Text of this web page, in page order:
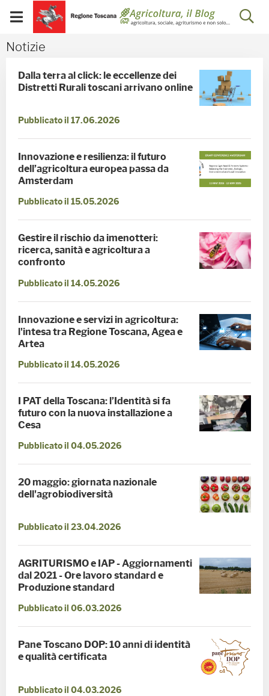
Skip to Main Content
Visualizza/chiudi
menu
mobile
Notizie - Blog
Notizie
Dalla terra al click: le eccellenze dei
Distretti Rurali toscani arrivano online
Pubblicato il 17.06.2026
Innovazione e resilienza: il futuro
dell’agricoltura europea passa da
Amsterdam
Pubblicato il 15.05.2026
Gestire il rischio da imenotteri:
ricerca, sanità e agricoltura a
confronto
Pubblicato il 14.05.2026
Innovazione e servizi in agricoltura:
l'intesa tra Regione Toscana, Agea e
Artea
Pubblicato il 14.05.2026
I PAT della Toscana: l’Identità si fa
futuro con la nuova installazione a
Cesa
Pubblicato il 04.05.2026
20 maggio: giornata nazionale
dell'agrobiodiversità
Pubblicato il 23.04.2026
AGRITURISMO e IAP - Aggiornamenti
dal 2021 - Ore lavoro standard e
Produzione standard
Pubblicato il 06.03.2026
Pane Toscano DOP: 10 anni di identità
e qualità certificata
Pubblicato il 04.03.2026